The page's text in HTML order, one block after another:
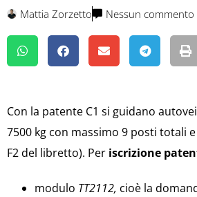
Mattia Zorzetto Nessun commento
Con la patente C1 si guidano
7500 kg con massimo 9 posti totali
F2 del libretto). Per iscrizione
modulo TT2112, cioè la